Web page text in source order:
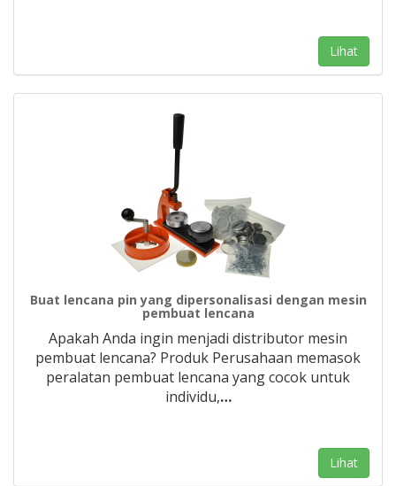
Lihat
Buat lencana pin yang dipersonalisasi dengan mesin
pembuat lencana
Apakah Anda ingin menjadi distributor mesin
pembuat lencana? Produk Perusahaan memasok
peralatan pembuat lencana yang cocok untuk
individu,…
Lihat